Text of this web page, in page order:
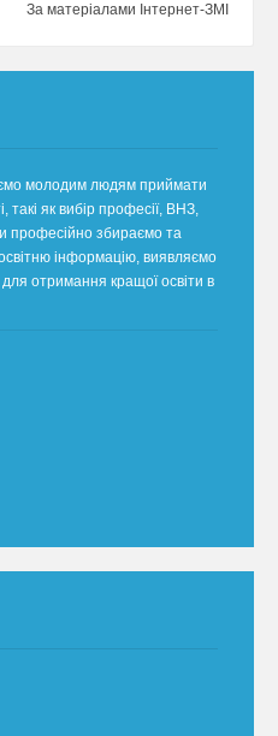
За матеріалами Інтернет-ЗМІ
молодим людям приймати
такі як вибір професії, ВНЗ,
професійно збираємо та
інформацію, виявляємо
отримання кращої освіти в